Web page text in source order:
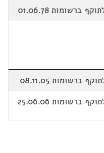
ברשומות 01.06.78
ברשומות 08.11.05
ברשומות 25.06.06